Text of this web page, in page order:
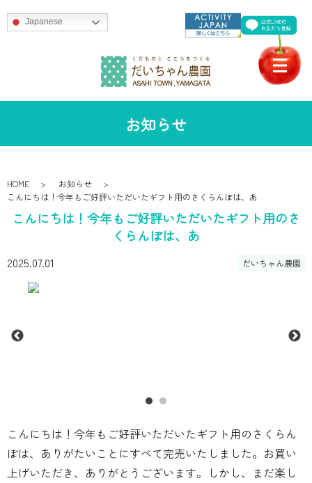
Japanese
お知らせ
HOME
お知らせ
こんにちは！今年もご好評いただいたギフト用のさくらんぼは、あ
こんにちは！今年もご好評いただいたギフト用のさ
くらんぼは、あ
2025.07.01 だいちゃん農園
こんにちは！今年もご好評いただいたギフト用のさくらん
ぼは、ありがたいことにすべて完売いたしました。お買い
上げいただき、ありがとうございます。しかし、まだ楽し